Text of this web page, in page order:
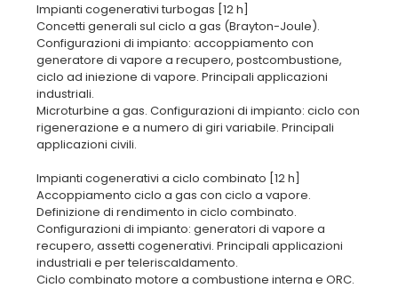
Impianti cogenerativi turbogas [12 h]
Concetti generali sul ciclo a gas (Brayton-Joule).
Configurazioni di impianto: accoppiamento con
generatore di vapore a recupero, postcombustione,
ciclo ad iniezione di vapore. Principali applicazioni
industriali.
Microturbine a gas. Configurazioni di impianto: ciclo con
rigenerazione e a numero di giri variabile. Principali
applicazioni civili.
Impianti cogenerativi a ciclo combinato [12 h]
Accoppiamento ciclo a gas con ciclo a vapore.
Definizione di rendimento in ciclo combinato.
Configurazioni di impianto: generatori di vapore a
recupero, assetti cogenerativi. Principali applicazioni
industriali e per teleriscaldamento.
Ciclo combinato motore a combustione interna e ORC.